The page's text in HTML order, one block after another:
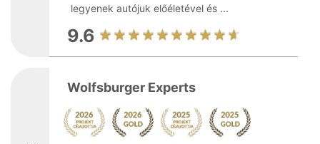
legyenek autójuk előéletével és ...
9.6
Wolfsburger Experts